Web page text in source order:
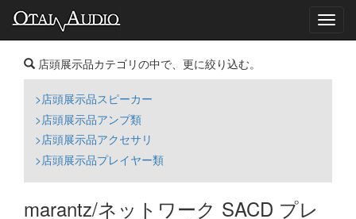
店頭展示品カテゴリの中で、更に絞り込む。
>店頭展示品スピーカー
>店頭展示品アンプ類
>店頭展示品アクセサリ
>店頭展示品プレイヤー類
marantz/ネットワーク SACD プレ